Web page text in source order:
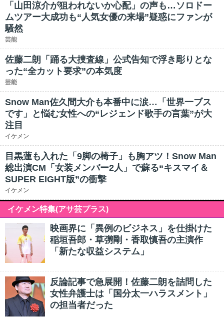
「山田涼介が狙われないか心配」の声も…ソロドー
ムツアー大成功も“人気女優の来場”疑惑にファンが
騒然
芸能
佐藤二朗「踊る大捜査線」公式告知で浮き彫りとな
った“全カット要求”の本気度
芸能
Snow Man佐久間大介も本番中に涙…「世界一ブス
です」と悩む女性への“レジェンド歌手の言葉”が大
注目
イケメン
目黒蓮も入れた「9脚の椅子」も胸アツ！Snow Man
総出演CM「女装メンバー2人」で蘇る“キスマイ＆
SUPER EIGHT版”の衝撃
イケメン
イケメン特集(アサ芸プラス)
映画界に「異例のビジネス」を仕掛けた
稲垣吾郎・草彅剛・香取慎吾の主演作
「新たな収益システム」
反論記事で急展開！佐藤二朗を詰問した
女性弁護士は「国分太一ハラスメント」
の担当者だった